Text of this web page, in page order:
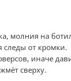
молния на
следы от кромки.
иначе
сверху.